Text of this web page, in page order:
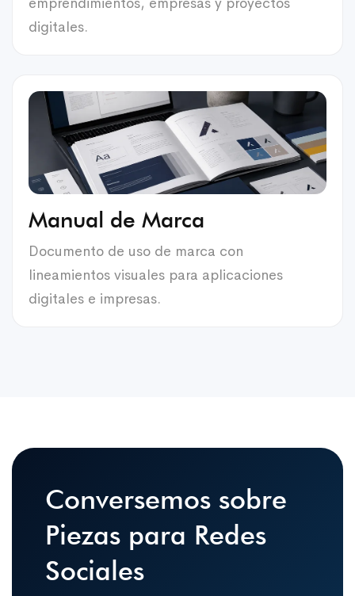
digitales.
Manual de Marca
Documento de uso de marca con
lineamientos visuales para aplicaciones
digitales e impresas.
Conversemos sobre
Piezas para Redes
Sociales